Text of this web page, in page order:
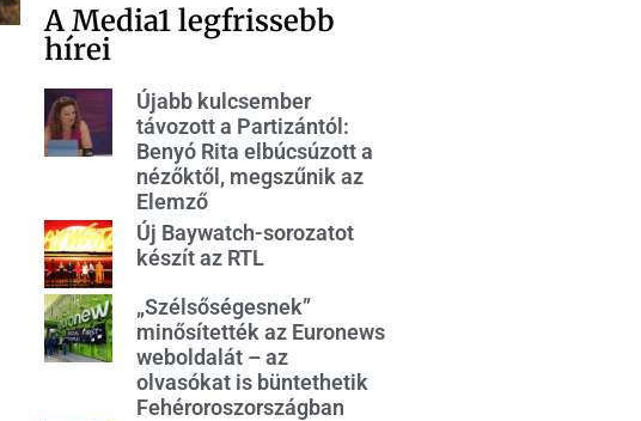
A Media1 legfrissebb
hírei
Újabb kulcsember
távozott a Partizántól:
Benyó Rita elbúcsúzott a
nézőktől, megszűnik az
Elemző
Új Baywatch-sorozatot
készít az RTL
„Szélsőségesnek”
minősítették az Euronews
weboldalát – az
olvasókat is büntethetik
Fehéroroszországban